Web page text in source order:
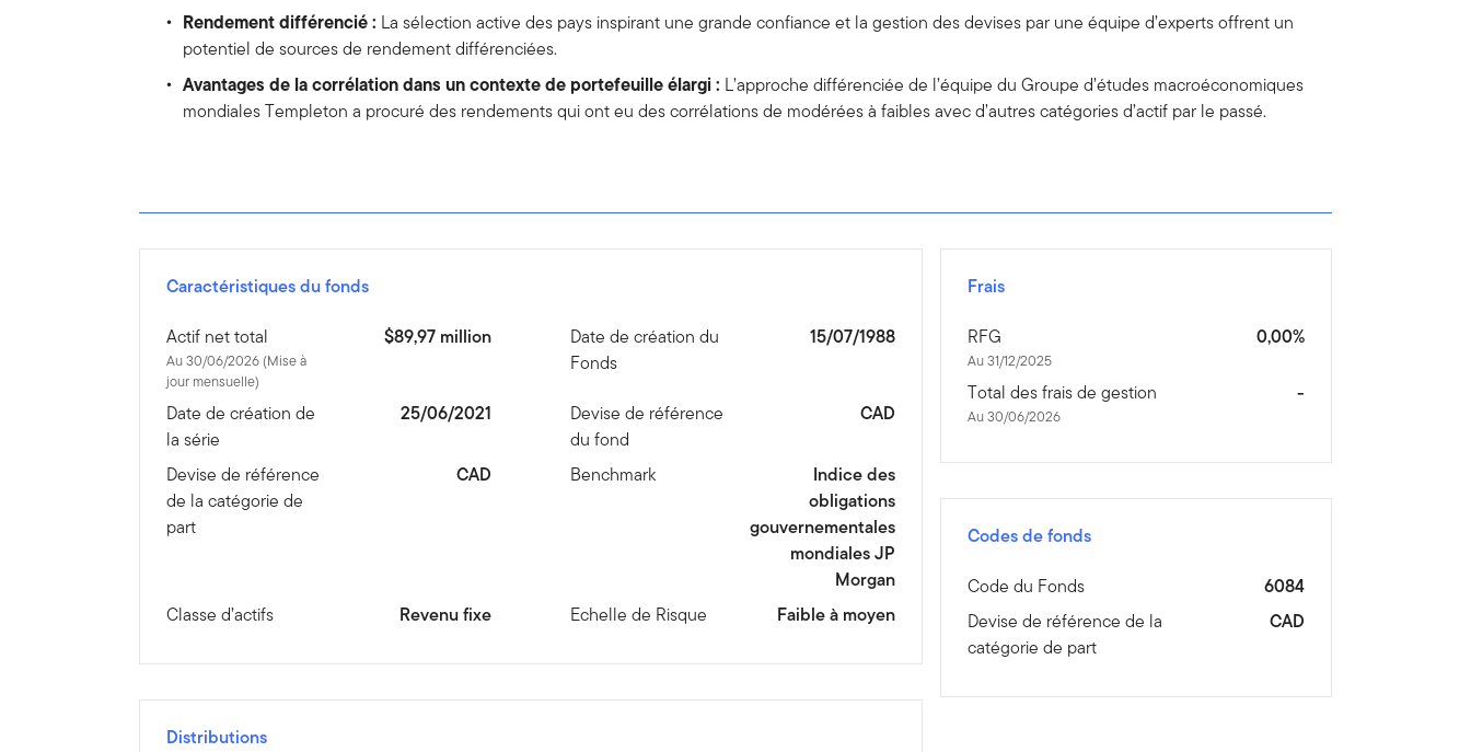
Rendement différencié : La sélection active des pays inspirant une grande confiance et la gestion des devises par une équipe d’experts offrent un
potentiel de sources de rendement différenciées.
Avantages de la corrélation dans un contexte de portefeuille élargi : L’approche différenciée de l’équipe du Groupe d’études macroéconomiques
mondiales Templeton a procuré des rendements qui ont eu des corrélations de modérées à faibles avec d’autres catégories d’actif par le passé.
Caractéristiques du fonds
Actif net total
Au 30/06/2026 (Mise à
jour mensuelle)
$89,97 million
Date de création du
Fonds
15/07/1988
Date de création de
la série
25/06/2021
Devise de référence
du fond
CAD
Devise de référence
de la catégorie de
part
CAD Benchmark
Indice des
obligations
gouvernementales
mondiales JP
Morgan
Classe d’actifs
Revenu fixe Echelle de Risque Faible à moyen
Distributions
Frais
RFG
Au 31/12/2025
0,00%
Total des frais de gestion
Au 30/06/2026
-
Codes de fonds
Code du Fonds
6084
Devise de référence de la
catégorie de part
CAD